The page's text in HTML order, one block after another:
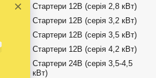
Стартери 12В (серія 2,8 кВт)
Стартери 12В (серія 3,2 кВт)
Стартери 12В (серія 3,5 кВт)
Стартери 12В (серія 4,2 кВт)
Стартери 24В (серія 3,5-4,5
кВт)